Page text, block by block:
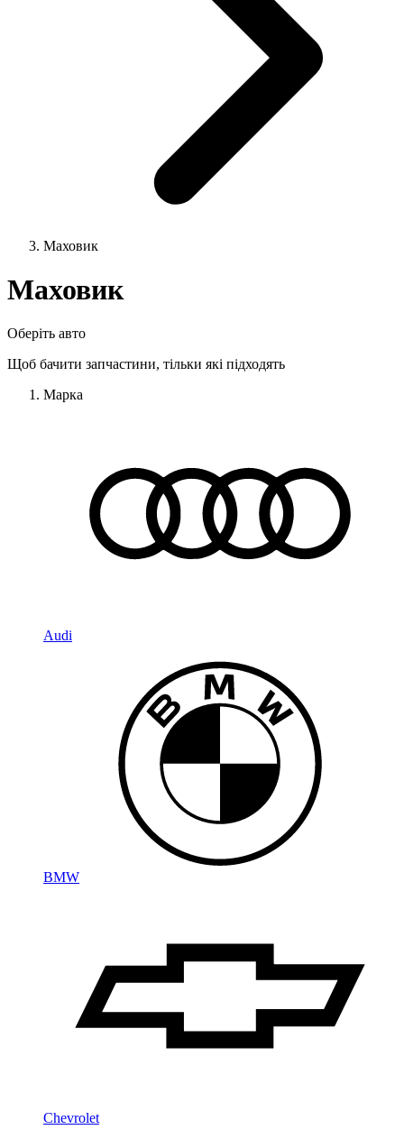
Маховик
Маховик
Оберіть авто
Щоб бачити запчастини, тільки які підходять
Марка
Audi
BMW
Chevrolet